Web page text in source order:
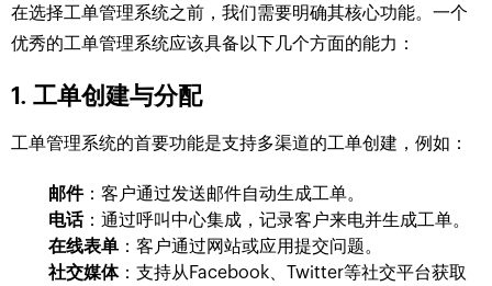
在选择工单管理系统之前，我们需要明确其核心功能。一个
优秀的工单管理系统应该具备以下几个方面的能力：
1. 工单创建与分配
工单管理系统的首要功能是支持多渠道的工单创建，例如：
邮件：客户通过发送邮件自动生成工单。
电话：通过呼叫中心集成，记录客户来电并生成工单。
在线表单 ：客户通过网站或应用提交问题。
社交媒体：支持从Facebook、Twitter等社交平台获取